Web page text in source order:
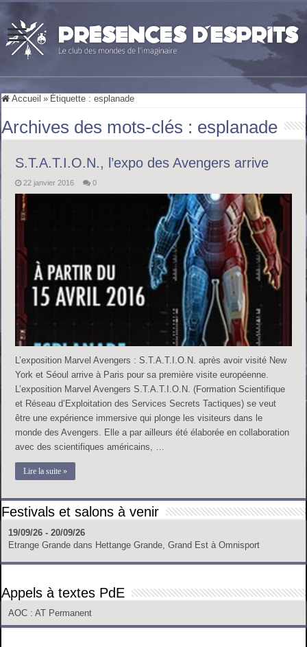
Accueil » Étiquette :esplanade
Archives des mots-clés : esplanade
S.T.A.T.I.O.N., l’expo des Avengers arrive
22 janvier 2016 0
L’exposition Marvel Avengers : S.T.A.T.I.O.N. après avoir visité New
York et Séoul arrive à Paris pour sa première visite européenne.
L’exposition Marvel Avengers S.T.A.T.I.O.N. (Formation Scientifique
et Réseau d’Exploitation des Services Secrets Tactiques) se veut
être une expérience immersive qui plonge les visiteurs dans le
monde des Avengers. Elle a par ailleurs été élaborée en collaboration
avec des scientifiques américains, …
Lire la suite »
Festivals et salons à venir
19/09/26 - 20/09/26
Etrange Grande dans Hettange Grande, Grand Est à Omnisport
Appels à textes PdE
AOC : AT Permanent